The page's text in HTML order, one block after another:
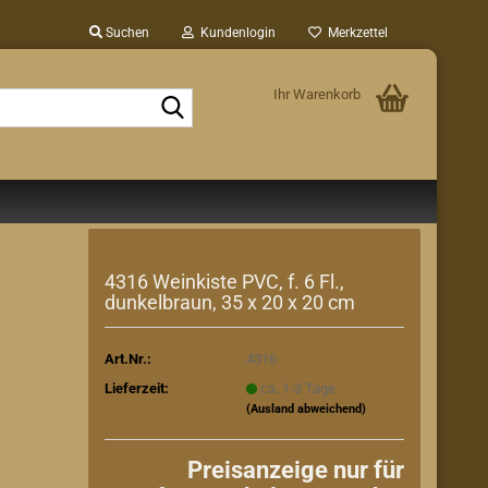
Suchen Kundenlogin Merkzettel
Ihr Warenkorb
4316 Weinkiste PVC, f. 6 Fl.,
dunkelbraun, 35 x 20 x 20 cm
Art.Nr.:
4316
Lieferzeit:
ca. 1-3 Tage
(Ausland abweichend)
Preisanzeige nur für